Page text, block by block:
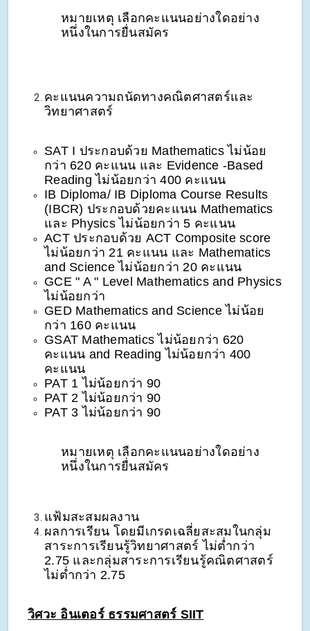
หมายเหตุ เลือกคะแนนอย่างใดอย่าง
หนึ่งในการยื่นสมัคร
คะแนนความถนัดทางคณิตศาสตร์และ
วิทยาศาสตร์
SAT I ประกอบด้วย Mathematics ไม่น้อย
กว่า 620 คะแนน และ Evidence -Based
Reading ไม่น้อยกว่า 400 คะแนน
IB Diploma/ IB Diploma Course Results
(IBCR) ประกอบด้วยคะแนน Mathematics
และ Physics ไม่น้อยกว่า 5 คะแนน
ACT ประกอบด้วย ACT Composite score
ไม่น้อยกว่า 21 คะแนน และ Mathematics
and Science ไม่น้อยกว่า 20 คะแนน
GCE " A " Level Mathematics and Physics
ไม่น้อยกว่า
GED Mathematics and Science ไม่น้อย
กว่า 160 คะแนน
GSAT Mathematics ไม่น้อยกว่า 620
คะแนน and Reading ไม่น้อยกว่า 400
คะแนน
PAT 1 ไม่น้อยกว่า 90
PAT 2 ไม่น้อยกว่า 90
PAT 3 ไม่น้อยกว่า 90
หมายเหตุ เลือกคะแนนอย่างใดอย่าง
หนึ่งในการยื่นสมัคร
แฟ้มสะสมผลงาน
ผลการเรียน โดยมีเกรดเฉลี่ยสะสมในกลุ่ม
สาระการเรียนรู้วิทยาศาสตร์ ไม่ต่ำกว่า
2.75 และกลุ่มสาระการเรียนรู้คณิตศาสตร์
ไม่ต่ำกว่า 2.75
วิศวะ อินเตอร์ ธรรมศาสตร์ SIIT